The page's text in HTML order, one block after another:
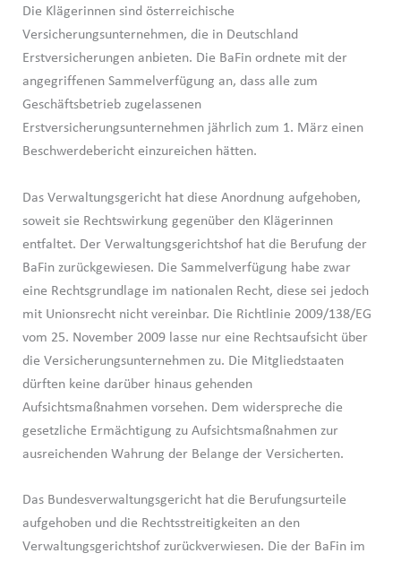
Die Klägerinnen sind österreichische
Versicherungsunternehmen, die in Deutschland
Erstversicherungen anbieten. Die BaFin ordnete mit der
angegriffenen Sammelverfügung an, dass alle zum
Geschäftsbetrieb zugelassenen
Erstversicherungsunternehmen jährlich zum 1. März einen
Beschwerdebericht einzureichen hätten.
Das Verwaltungsgericht hat diese Anordnung aufgehoben,
soweit sie Rechtswirkung gegenüber den Klägerinnen
entfaltet. Der Verwaltungsgerichtshof hat die Berufung der
BaFin zurückgewiesen. Die Sammelverfügung habe zwar
eine Rechtsgrundlage im nationalen Recht, diese sei jedoch
mit Unionsrecht nicht vereinbar. Die Richtlinie 2009/138/EG
vom 25. November 2009 lasse nur eine Rechtsaufsicht über
die Versicherungsunternehmen zu. Die Mitgliedstaaten
dürften keine darüber hinaus gehenden
Aufsichtsmaßnahmen vorsehen. Dem widerspreche die
gesetzliche Ermächtigung zu Aufsichtsmaßnahmen zur
ausreichenden Wahrung der Belange der Versicherten.
Das Bundesverwaltungsgericht hat die Berufungsurteile
aufgehoben und die Rechtsstreitigkeiten an den
Verwaltungsgerichtshof zurückverwiesen. Die der BaFin im